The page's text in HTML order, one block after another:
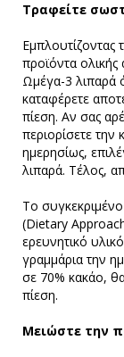
Τραφείτε
Εμπλουτίζοντας
προϊόντα
Ωμέγα-3 λιπαρά
καταφέρετε
πίεση. Αν σας
περιορίσετε την
ημερησίως,
λιπαρά. Τέλος,
Το συγκεκριμένο
(Dietary
ερευνητικό
γραμμάρια την
σε 70% κακάο,
πίεση.
Μειώστε την